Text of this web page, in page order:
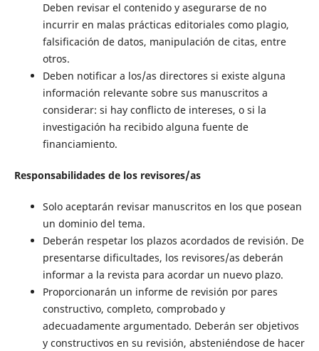
Deben revisar el contenido y asegurarse de no
incurrir en malas prácticas editoriales como plagio,
falsificación de datos, manipulación de citas, entre
otros.
Deben notificar a los/as directores si existe alguna
información relevante sobre sus manuscritos a
considerar: si hay conflicto de intereses, o si la
investigación ha recibido alguna fuente de
financiamiento.
Responsabilidades de los revisores/as
Solo aceptarán revisar manuscritos en los que posean
un dominio del tema.
Deberán respetar los plazos acordados de revisión. De
presentarse dificultades, los revisores/as deberán
informar a la revista para acordar un nuevo plazo.
Proporcionarán un informe de revisión por pares
constructivo, completo, comprobado y
adecuadamente argumentado. Deberán ser objetivos
y constructivos en su revisión, absteniéndose de hacer